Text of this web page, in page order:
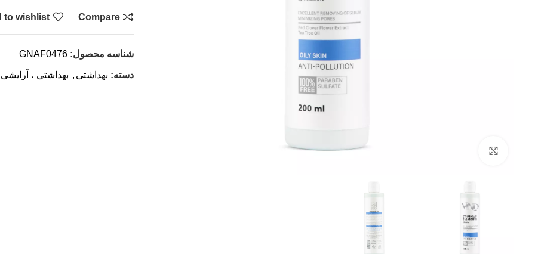
Compare
to wishlist
شناسه محصول: GNAF0476
دسته: بهداشتی , بهداشتی ، آرایشی